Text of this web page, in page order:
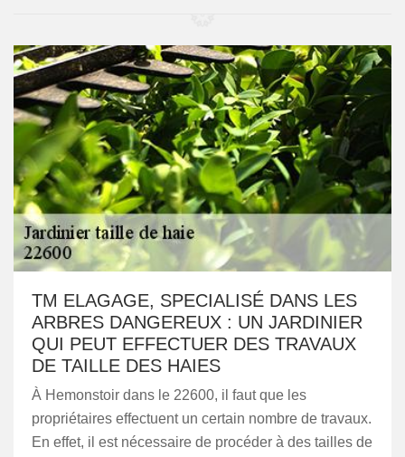
TM ELAGAGE, SPECIALISÉ DANS LES
ARBRES DANGEREUX : UN JARDINIER
QUI PEUT EFFECTUER DES TRAVAUX
DE TAILLE DES HAIES
À Hemonstoir dans le 22600, il faut que les
propriétaires effectuent un certain nombre de travaux.
En effet, il est nécessaire de procéder à des tailles de